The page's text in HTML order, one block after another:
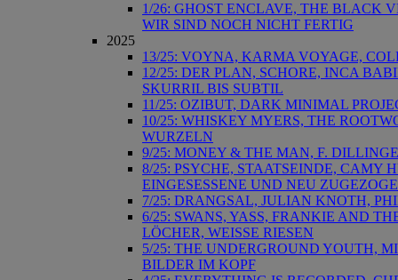
1/26: GHOST ENCLAVE, THE BLACK
WIR SIND NOCH NICHT FERTIG
2025
13/25: VOYNA, KARMA VOYAGE,
12/25: DER PLAN, SCHORE, INCA
SKURRIL BIS SUBTIL
11/25: OZIBUT, DARK MINIMAL
10/25: WHISKEY MYERS, THE
WURZELN
9/25: MONEY & THE MAN, F.
8/25: PSYCHE, STAATSEINDE, CAMY
EINGESESSENE UND NEU
7/25: DRANGSAL, JULIAN KNOTH,
6/25: SWANS, YASS, FRANKIE AND
LÖCHER, WEISSE RIESEN
5/25: THE UNDERGROUND YOUTH,
BILDER IM KOPF